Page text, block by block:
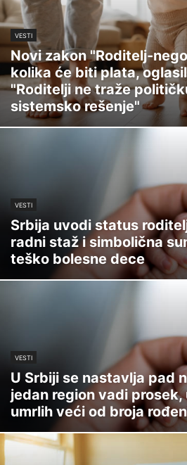
VESTI
Novi zakon "Roditelj-
kolika će biti plata,
"Roditelji ne traže
sistemsko rešenje"
VESTI
Srbija uvodi status
radni staž i simbolična
teško bolesne dece
VESTI
U Srbiji se nastavlja pad
jedan region vadi
umrlih veći od broja